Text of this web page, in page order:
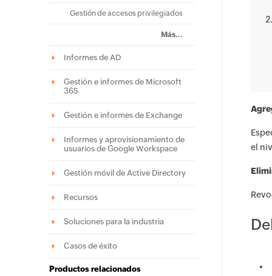
Gestión de accesos privilegiados
Más...
Informes de AD
Gestión e informes de Microsoft
365
Gestión e informes de Exchange
Informes y aprovisionamiento de
usuarios de Google Workspace
Gestión móvil de Active Directory
Recursos
Soluciones para la industria
Casos de éxito
Productos relacionados
el